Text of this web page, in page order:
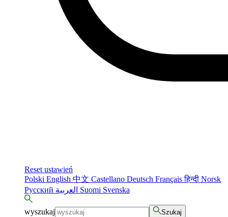
Reset ustawień
Polski English 中文 Castellano Deutsch Françaisहिन्दी Norsk
Русский
Suomi Svenska
wyszukaj Szukaj